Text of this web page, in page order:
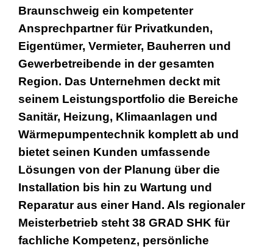
Braunschweig ein kompetenter
Ansprechpartner für Privatkunden,
Eigentümer, Vermieter, Bauherren und
Gewerbetreibende in der gesamten
Region. Das Unternehmen deckt mit
seinem Leistungsportfolio die Bereiche
Sanitär, Heizung, Klimaanlagen und
Wärmepumpentechnik komplett ab und
bietet seinen Kunden umfassende
Lösungen von der Planung über die
Installation bis hin zu Wartung und
Reparatur aus einer Hand. Als regionaler
Meisterbetrieb steht 38 GRAD SHK für
fachliche Kompetenz, persönliche